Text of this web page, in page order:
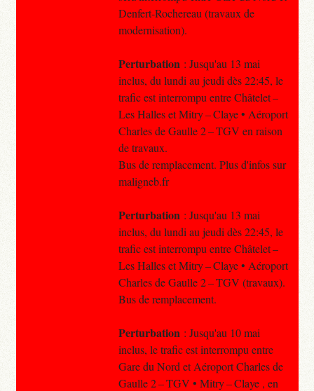
Denfert-Rochereau (travaux de
modernisation).
Perturbation : Jusqu'au 13 mai
inclus, du lundi au jeudi dès 22:45, le
trafic est interrompu entre Châtelet –
Les Halles et Mitry – Claye • Aéroport
Charles de Gaulle 2 – TGV en raison
de travaux.
Bus de remplacement. Plus d'infos sur
maligneb.fr
Perturbation : Jusqu'au 13 mai
inclus, du lundi au jeudi dès 22:45, le
trafic est interrompu entre Châtelet –
Les Halles et Mitry – Claye • Aéroport
Charles de Gaulle 2 – TGV (travaux).
Bus de remplacement.
Perturbation : Jusqu'au 10 mai
inclus, le trafic est interrompu entre
Gare du Nord et Aéroport Charles de
Gaulle 2 – TGV • Mitry – Claye , en